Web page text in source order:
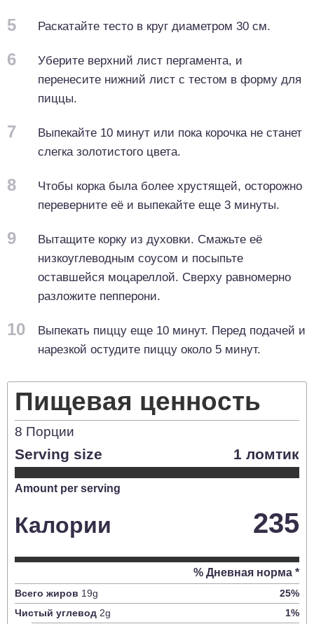
5 Раскатайте тесто в круг диаметром 30 см.
6
Уберите верхний лист пергамента, и
перенесите нижний лист с тестом в форму для
пиццы.
7
Выпекайте 10 минут или пока корочка не станет
слегка золотистого цвета.
8
Чтобы корка была более хрустящей, осторожно
переверните её и выпекайте еще 3 минуты.
9
Вытащите корку из духовки. Смажьте её
низкоуглеводным соусом и посыпьте
оставшейся моцареллой. Сверху равномерно
разложите пепперони.
10
Выпекать пиццу еще 10 минут. Перед подачей и
нарезкой остудите пиццу около 5 минут.
Пищевая ценность
8 Порции
Serving size 1 ломтик
Amount per serving
Калории 235
% Дневная норма *
Всего жиров 19g 25%
Чистый углевод 2g 1%